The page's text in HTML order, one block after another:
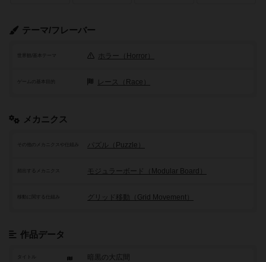
テーマ/フレーバー
世界観/基本テーマ ホラー（Horror）
レース（Race）
メカニクス
その他のメカニクスや仕組み パズル（Puzzle）
頻出するメカニクス モジュラーボード（Modular Board）
移動に関する仕組み グリッド移動（Grid Movement）
作品データ
タイトル 暗黒の大広間